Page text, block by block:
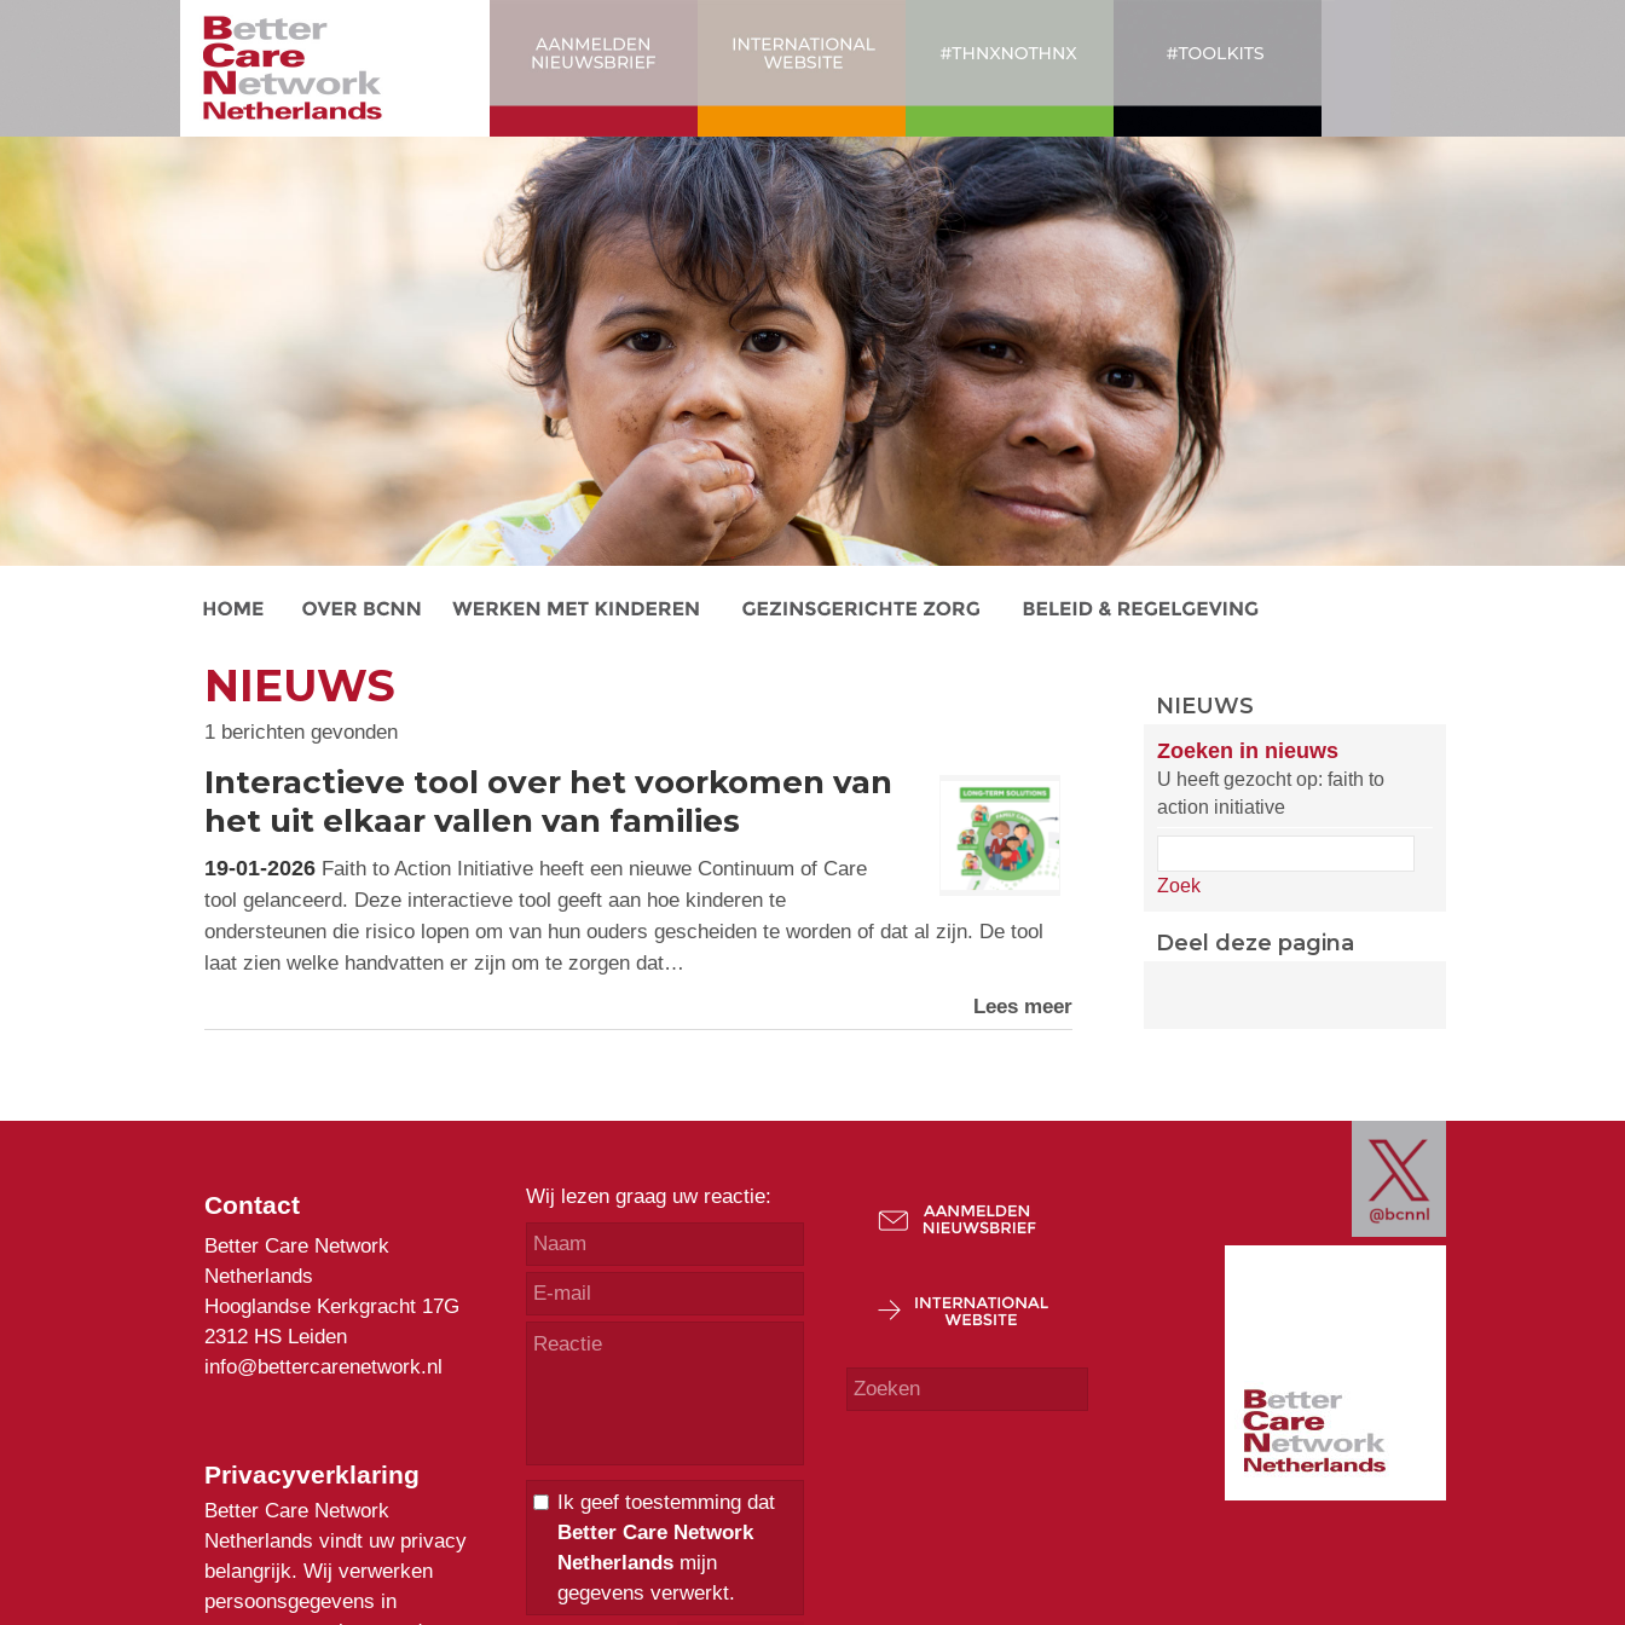
NIEUWS
1 berichten gevonden
Interactieve tool over het voorkomen van
het uit elkaar vallen van families
19-01-2026Faith to Action Initiative heeft een nieuwe Continuum of Care
tool gelanceerd. Deze interactieve tool geeft aan hoe kinderen te
ondersteunen die risico lopen om van hun ouders gescheiden te worden of dat al zijn. De tool
laat zien welke handvatten er zijn om te zorgen dat…
Lees meer
NIEUWS
Zoeken in nieuws
U heeft gezocht op: faith to
action initiative
Zoek
Deel deze pagina
Contact
Better Care Network
Netherlands
Hooglandse Kerkgracht 17G
2312 HS Leiden
info@bettercarenetwork.nl
Privacyverklaring
Better Care Network
Netherlands vindt uw privacy
belangrijk. Wij verwerken
persoonsgegevens in
Wij lezen graag uw reactie:
Ik geef toestemming dat
Better Care Network
Netherlandsmijn
gegevens verwerkt.